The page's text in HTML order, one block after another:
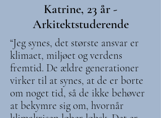
Katrine, 23 år -
Arkitektstuderende
“Jeg synes, det største ansvar er
klimaet, miljøet og verdens
fremtid. De ældre generationer
virker til at synes, at de er borte
om noget tid, så de ikke behøver
at bekymre sig om, hvornår